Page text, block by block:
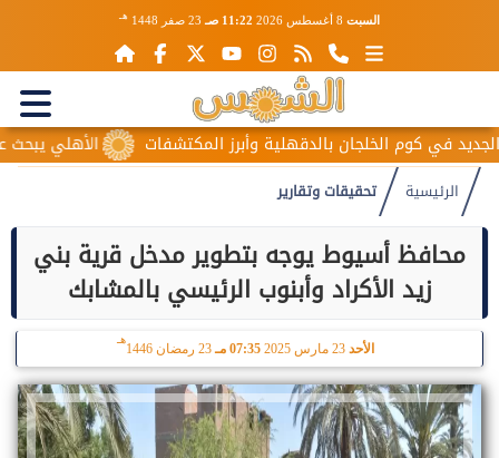
السبت 11:22 صـ 23 صفر 1448 هـ
الأهلي يبحث عن بديل بن الخلجان بالدقهلية وأبرز المكتشفات
الرئيسية تحقيقات وتقارير
محافظ أسيوط يوجه بتطوير مدخل قرية بني
زيد الأكراد وأبنوب الرئيسي بالمشابك
الأحد 23 مارس 2025 07:35 مـ 23 رمضان 1446
هـ